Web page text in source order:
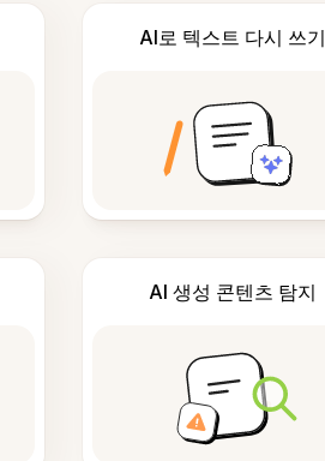
AI로 텍스트 다시 쓰기
AI 생성 콘텐츠 탐지